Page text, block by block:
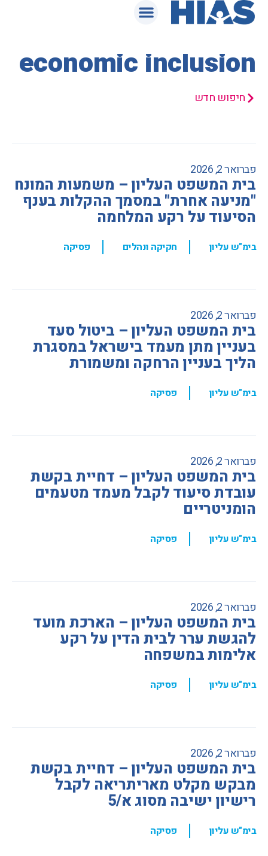
economic inclusion
חיפוש חדש
פברואר 2, 2026
בית המשפט העליון – משמעות המונח
"מניעה אחרת" במסמך ההקלות בענף
הסיעוד על רקע המלחמה
בימ"ש עליון , חקיקה ונהלים , פסיקה
פברואר 2, 2026
בית המשפט העליון – ביטול סעד
בעניין מתן מעמד בישראל במסגרת
הליך בעניין הרחקה ומשמורת
בימ"ש עליון , פסיקה
פברואר 2, 2026
בית המשפט העליון – דחיית בקשת
עובדת סיעוד לקבל מעמד מטעמים
הומניטריים
בימ"ש עליון , פסיקה
פברואר 2, 2026
בית המשפט העליון – הארכת מועד
להגשת ערר לבית הדין על רקע
אלימות במשפחה
בימ"ש עליון , פסיקה
פברואר 2, 2026
בית המשפט העליון – דחיית בקשת
מבקש מקלט מאריתריאה לקבל
רישיון ישיבה מסוג א/5
בימ"ש עליון , פסיקה